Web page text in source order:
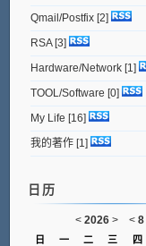
Qmail/Postfix[2]
RSA[3]
Hardware/Network[1]
TOOL/Software [0]
My Life [16]
我的著作[1]
日历
< 2026 > < 8
日 一 二 三 四